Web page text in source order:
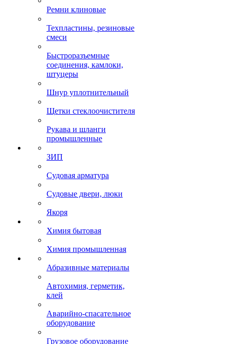
Ремни клиновые
Техпластины, резиновые
смеси
Быстроразъемные
соединения, камлоки,
штуцеры
Шнур уплотнительный
Щетки стеклоочистителя
Рукава и шланги
промышленные
ЗИП
Судовая арматура
Судовые двери, люки
Якоря
Химия бытовая
Химия промышленная
Абразивные материалы
Автохимия, герметик,
клей
Аварийно-спасательное
оборудование
Грузовое оборудование